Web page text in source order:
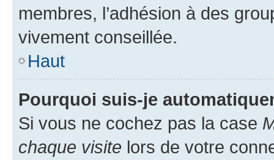
membres, l’adhésion à des
vivement conseillée.
Haut
Pourquoi suis-je
Si vous ne cochez pas la case
chaque visite lors de votre